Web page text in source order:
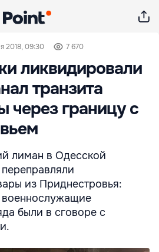
2018, 09:30 7 670
ликвидировали
транзита
через границу с
лиман в Одесской
из Приднестровья:
военнослужащие
были в сговоре с